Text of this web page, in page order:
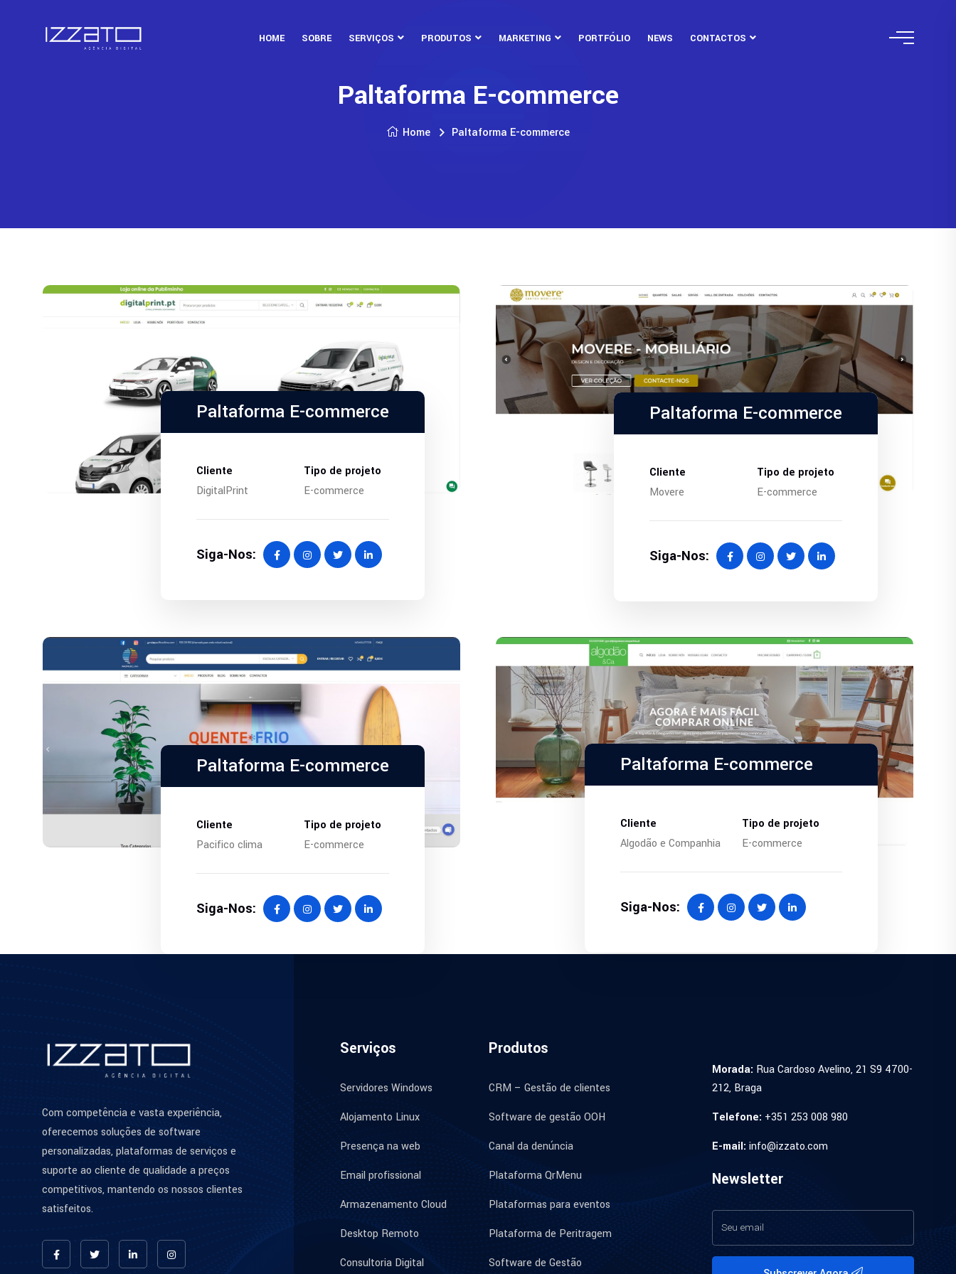
HOME SOBRE SERVIÇOS PRODUTOS MARKETING PORTFÓLIO NEWS CONTACTOS
Paltaforma E-commerce
Home Paltaforma E-commerce
Paltaforma E-commerce
Cliente
DigitalPrint
Tipo de projeto
E-commerce
Siga-Nos:
Paltaforma E-commerce
Cliente
Movere
Tipo de projeto
E-commerce
Siga-Nos:
Paltaforma E-commerce
Cliente
Pacifico clima
Tipo de projeto
E-commerce
Siga-Nos:
Paltaforma E-commerce
Cliente
Algodão e Companhia
Tipo de projeto
E-commerce
Siga-Nos:
Com competência e vasta experiência,
oferecemos soluções de software
personalizadas, plataformas de serviços e
suporte ao cliente de qualidade a preços
competitivos, mantendo os nossos clientes
satisfeitos.
Serviços
Servidores Windows
Alojamento Linux
Presença na web
Email profissional
Armazenamento Cloud
Desktop Remoto
Consultoria Digital
Produtos
CRM – Gestão de clientes
Software de gestão OOH
Canal da denúncia
Plataforma QrMenu
Plataformas para eventos
Plataforma de Peritragem
Software de Gestão
Morada: Rua Cardoso Avelino, 21 S9 4700-
212, Braga
Telefone: +351 253 008 980
E-mail: info@izzato.com
Newsletter